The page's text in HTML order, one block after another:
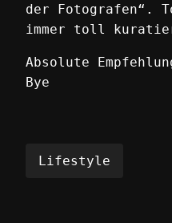
der Fotografen“.
immer toll
Absolute
Bye
Lifestyle